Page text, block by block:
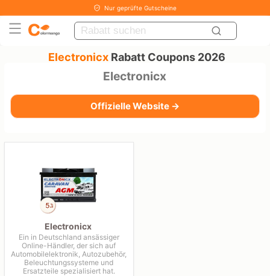
Nur geprüfte Gutscheine
Electronicx Rabatt Coupons 2026
Electronicx
Offizielle Website →
Electronicx
Ein in Deutschland ansässiger
Online-Händler, der sich auf
Automobilelektronik, Autozubehör,
Beleuchtungssysteme und
Ersatzteile spezialisiert hat.